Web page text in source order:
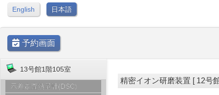
English 日本語
予約画面
13号館1階105室
示差走査熱量計(DSC)
精密イオン研磨装置 [ 12号